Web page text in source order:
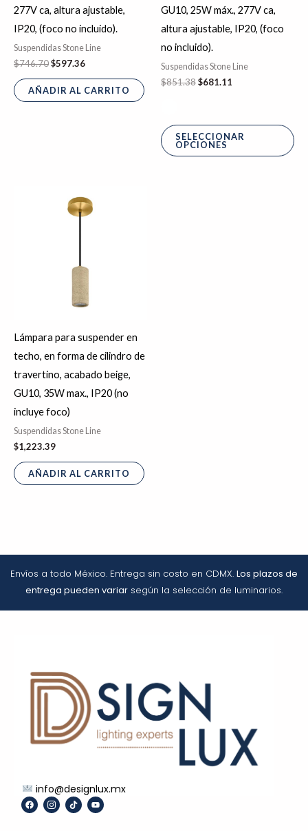
277V ca, altura ajustable,
IP20, (foco no incluido).
Suspendidas Stone Line
$746.70$597.36
AÑADIR AL CARRITO
GU10, 25W máx., 277V ca,
altura ajustable, IP20, (foco
no incluido).
Suspendidas Stone Line
$851.38$681.11
SELECCIONAR
OPCIONES
Lámpara para suspender en
techo, en forma de cilindro de
travertino, acabado beige,
GU10, 35W max., IP20 (no
incluye foco)
Suspendidas Stone Line
$1,223.39
AÑADIR AL CARRITO
Envíos a todo México. Entrega sin costo en CDMX. Los plazos de
entrega pueden variar según la selección de luminarios.
info@designlux.mx
F
a
I
c
T
i
Y
o